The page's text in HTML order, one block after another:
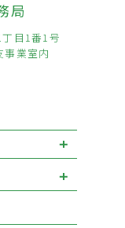
局
目1番1号
事業室内